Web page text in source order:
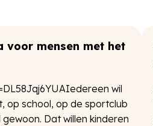
voor mensen met het
wil
op school, op de sportclub
Dat willen kinderen